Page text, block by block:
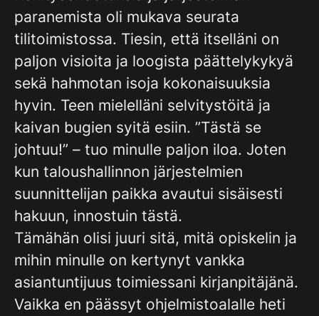
paranemista oli mukava seurata
tilitoimistossa. Tiesin, että itselläni on
paljon visioita ja loogista päättelykykyä
sekä hahmotan isoja kokonaisuuksia
hyvin. Teen mielelläni selvitystöitä ja
kaivan bugien syitä esiin. ”Tästä se
johtuu!” – tuo minulle paljon iloa. Joten
kun taloushallinnon järjestelmien
suunnittelijan paikka avautui sisäisesti
hakuun, innostuin tästä.
Tämähän olisi juuri sitä, mitä opiskelin ja
mihin minulle on kertynyt vankka
asiantuntijuus toimiessani kirjanpitäjänä.
Vaikka en päässyt ohjelmistoalalle heti